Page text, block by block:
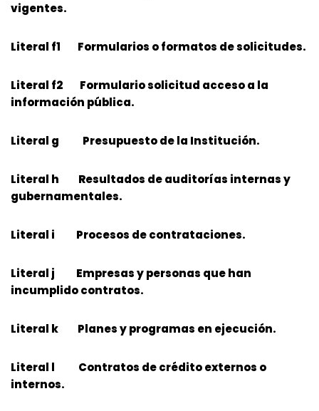
vigentes.
Literal f1 Formularios o formatos de solicitudes.
Literal f2 Formulario solicitud acceso a la
información pública.
Literal g Presupuesto de la Institución.
Literal h Resultados de auditorías internas y
gubernamentales.
Literal i Procesos de contrataciones.
Literal j Empresas y personas que han
incumplido contratos.
Literal k Planes y programas en ejecución.
Literal l Contratos de crédito externos o
internos.